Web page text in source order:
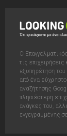
Ο
τις
εξυπηρέτηση
από ένα
αναζήτησης
πλησιέστερη
ανάγκες του,
εγγεγραμμένης